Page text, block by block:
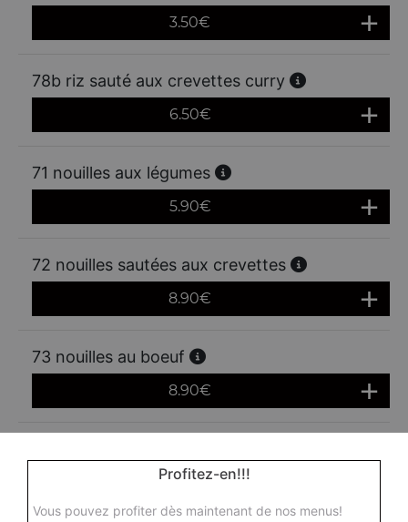
3.50€
78b riz sauté aux crevettes curry
6.50€
71 nouilles aux légumes
5.90€
72 nouilles sautées aux crevettes
8.90€
73 nouilles au boeuf
8.90€
8.90€
Profitez-en!!!
Vous pouvez profiter dès maintenant de nos menus!